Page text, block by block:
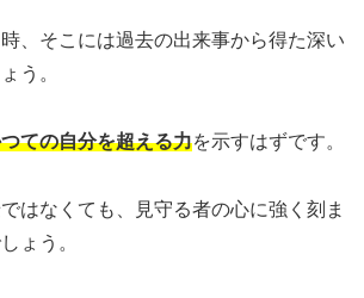
、そこには過去の出来事から得た深い
う。
ての自分を超える力を示すはずです。
はなくても、見守る者の心に強く刻ま
ょう。